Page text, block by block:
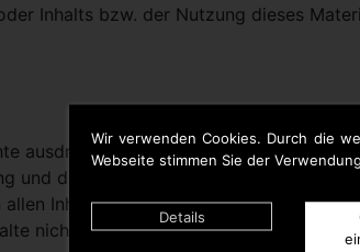
Wir verwenden Cookies. Durch die
Webseite stimmen Sie der
Details
Inhalts bzw. der Nutzung dieses
ausdrücklich darauf hinweisen, dass sie
und die Inhalte gelinkter Seiten hat.
Inhalten aller gelinkten Seiten auf
nicht zu Eigen.